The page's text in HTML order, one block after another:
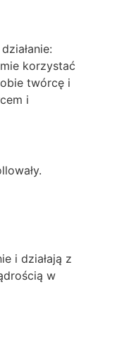
korzystać
twórcę i
i
i działają z
w